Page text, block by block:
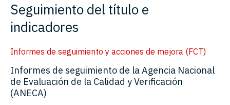
Seguimiento del título e
indicadores
Informes de seguimiento y acciones de mejora (FCT)
Informes de seguimiento de la Agencia Nacional
de Evaluación de la Calidad y Verificación
(ANECA)